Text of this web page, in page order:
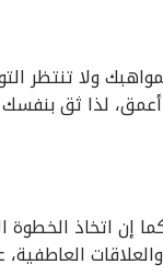
ولا تنتظر
لذا ثق
إن اتخاذ الخطوة